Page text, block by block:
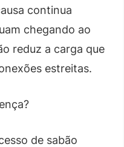
continua
chegando ao
reduz a carga que
estreitas.
de sabão